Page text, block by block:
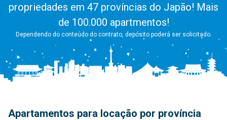
propriedades em 47 províncias do Japão! Mais
de 100.000 apartmentos!
Dependendo do conteúdo do contrato, depósito poderá ser solicitado.
Apartamentos para locação por província